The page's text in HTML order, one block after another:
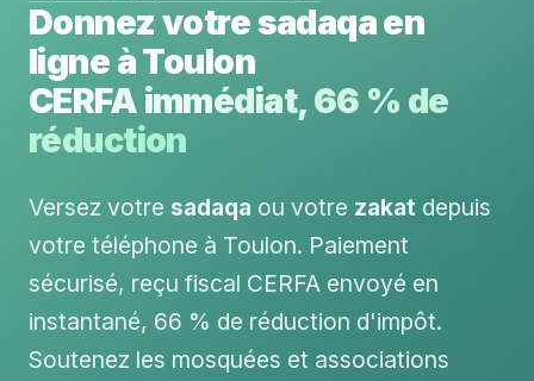
Donnez votre sadaqa en
ligne à Toulon
CERFA immédiat, 66 % de
réduction
Versez votre sadaqa ou votre zakat depuis
votre téléphone à Toulon. Paiement
sécurisé, reçu fiscal CERFA envoyé en
instantané, 66 % de réduction d'impôt.
Soutenez les mosquées et associations